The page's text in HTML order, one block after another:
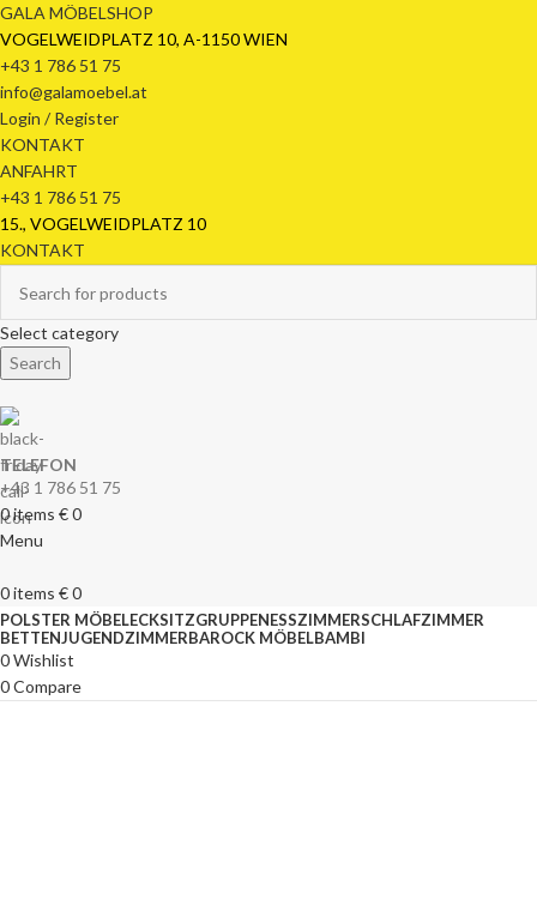
GALA MÖBELSHOP
VOGELWEIDPLATZ 10, A-1150 WIEN
+43 1 786 51 75
info@galamoebel.at
Login / Register
KONTAKT
ANFAHRT
+43 1 786 51 75
15., VOGELWEIDPLATZ 10
KONTAKT
Select category
Search
TELEFON
+43 1 786 51 75
0items €0
Menu
0items €0
POLSTER MÖBELECKSITZGRUPPENESSZIMMERSCHLAFZIMMER
BETTENJUGENDZIMMERBAROCK MÖBELBAMBI
0Wishlist
0Compare